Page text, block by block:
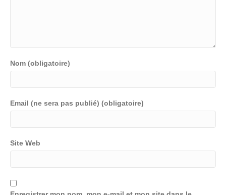
Nom (obligatoire)
Email (ne sera pas publié) (obligatoire)
Site Web